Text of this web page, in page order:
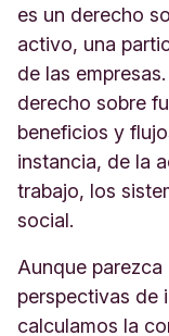
es un derecho
activo, una
de las
derecho sobre
beneficios y
instancia, de la
trabajo, los
social.
Aunque
perspectivas de
calculamos la